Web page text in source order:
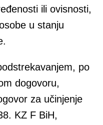
ili ovisnosti,
u stanju
po
dogovoru,
za učinjenje
KZ F BiH,